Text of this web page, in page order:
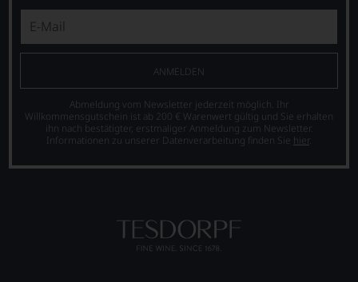
ANMELDEN
Abmeldung vom Newsletter jederzeit möglich. Ihr
Willkommensgutschein ist ab 200 € Warenwert gültig und Sie erhalten
ihn nach bestätigter, erstmaliger Anmeldung zum Newsletter.
Informationen zu unserer Datenverarbeitung finden Sie hier.